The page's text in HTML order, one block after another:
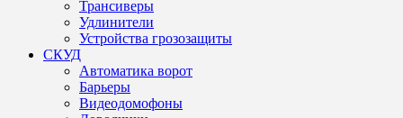
Трансиверы
Удлинители
Устройства грозозащиты
СКУД
Автоматика ворот
Барьеры
Видеодомофоны